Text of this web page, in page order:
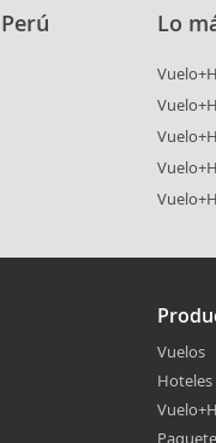
Lo
Vuelos
Hoteles